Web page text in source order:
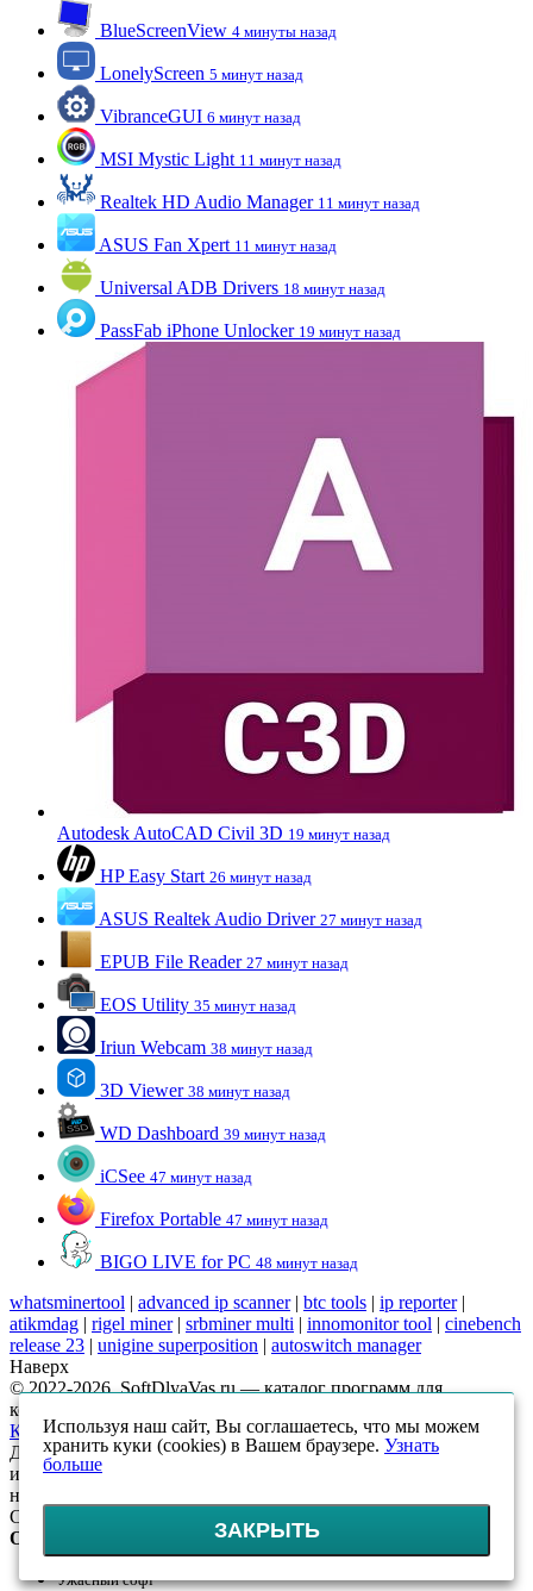
BlueScreenView 4 минуты назад
LonelyScreen 5 минут назад
VibranceGUI 6 минут назад
MSI Mystic Light 11 минут назад
Realtek HD Audio Manager 11 минут назад
ASUS Fan Xpert 11 минут назад
Universal ADB Drivers 18 минут назад
PassFab iPhone Unlocker 19 минут назад
Autodesk AutoCAD Civil 3D 19 минут назад
HP Easy Start 26 минут назад
ASUS Realtek Audio Driver 27 минут назад
EPUB File Reader 27 минут назад
EOS Utility 35 минут назад
Iriun Webcam 38 минут назад
3D Viewer 38 минут назад
WD Dashboard 39 минут назад
iCSee 47 минут назад
Firefox Portable 47 минут назад
BIGO LIVE for PC 48 минут назад
whatsminertool | advanced ip scanner| btc tools | ip reporter|
atikmdag | rigel miner| srbminer multi | innomonitor tool | cinebench
release 23 | unigine superposition | autoswitch manager
Наверх
© 2022-2026, SoftDlyaVas.ru — каталог программ для
компьютера.
Карта сайта
Данный интернет-сайт носит исключительно
информационный характер и ни при каких условиях
не является публичной офертой, определяемой положениями
Статьи 437 (2) ГК РФ
Оцените!
Ужасный софт
Используя наш сайт, Вы соглашаетесь, что мы можем
хранить куки (cookies) в Вашем браузере. Узнать
больше
ЗАКРЫТЬ